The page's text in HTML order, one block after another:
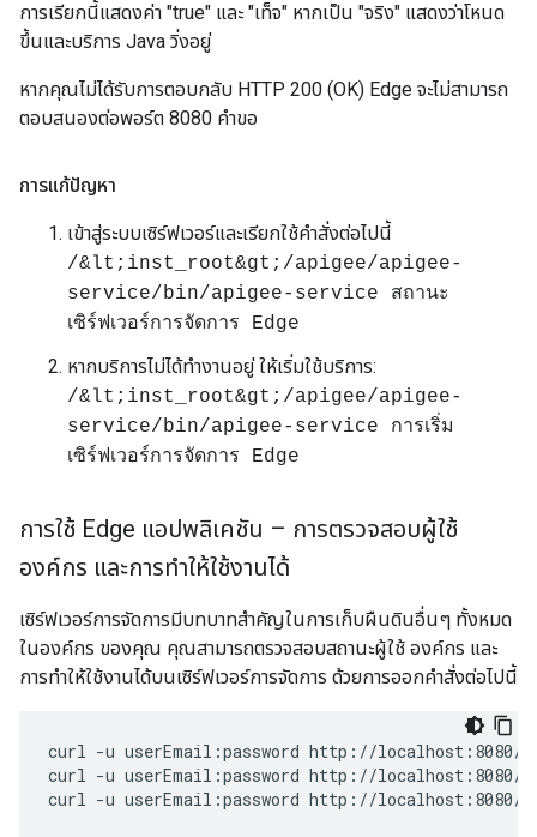
การเรียกนี้แสดงค่า "true" และ "เท็จ" หากเป็น "จริง" แสดงว่าโหนด
ขึ้นและบริการ Java วิ่งอยู่
หากคุณไม่ได้รับการตอบกลับ HTTP 200 (OK) Edge จะไม่สามารถ
ตอบสนองต่อพอร์ต 8080 คำขอ
การแก้ปัญหา
เข้าสู่ระบบเซิร์ฟเวอร์และเรียกใช้คำสั่งต่อไปนี้
/&lt;inst_root&gt;/apigee/apigee-
service/bin/apigee-service สถานะ
เซิร์ฟเวอร์การจัดการ Edge
หากบริการไม่ได้ทำงานอยู่ ให้เริ่มใช้บริการ:
/&lt;inst_root&gt;/apigee/apigee-
service/bin/apigee-service การเริ่ม
เซิร์ฟเวอร์การจัดการ Edge
การใช้ Edge แอปพลิเคชัน – การตรวจสอบผู้ใช้
องค์กร และการทำให้ใช้งานได้
เซิร์ฟเวอร์การจัดการมีบทบาทสำคัญในการเก็บผืนดินอื่นๆ ทั้งหมด
ในองค์กร ของคุณ คุณสามารถตรวจสอบสถานะผู้ใช้ องค์กร และ
การทำให้ใช้งานได้บนเซิร์ฟเวอร์การจัดการ ด้วยการออกคำสั่งต่อไปนี้
curl -u userEmail:password http://localhost:8080/
curl -u userEmail:password http://localhost:8080/
curl -u userEmail:password http://localhost:8080/